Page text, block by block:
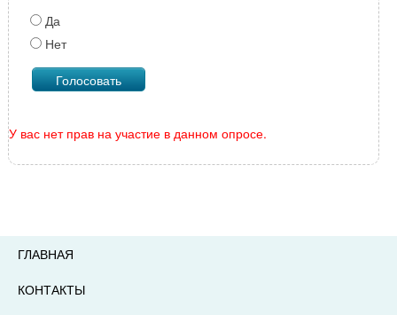
Да
Нет
У вас нет прав на участие в данном опросе.
ГЛАВНАЯ
КОНТАКТЫ